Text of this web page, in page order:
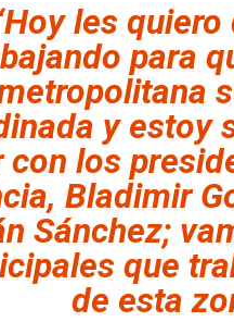
les
para
y estoy
con los
Bladimir
Sánchez;
que
de esta